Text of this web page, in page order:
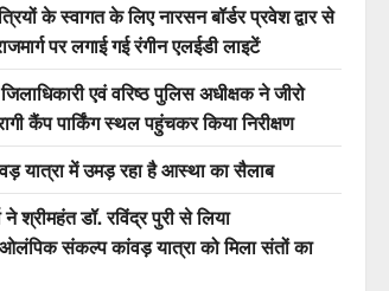
के स्वागत के लिए नारसन बॉर्डर प्रवेश द्वार से
पर लगाई गई रंगीन एलईडी लाइटें
एवं वरिष्ठ पुलिस अधीक्षक ने जीरो
कैंप पार्किंग स्थल पहुंचकर किया निरीक्षण
यात्रा में उमड़ रहा है आस्था का सैलाब
ने श्रीमहंत डॉ. रविंद्र पुरी से लिया
संकल्प कांवड़ यात्रा को मिला संतों का